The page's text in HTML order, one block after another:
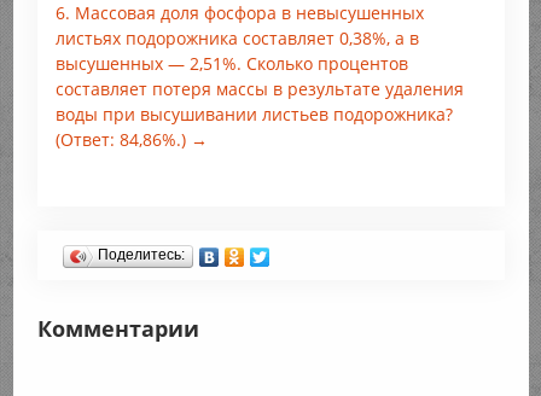
6. Массовая доля фосфора в невысушенных
листьях подорожника составляет 0,38%, а в
высушенных — 2,51%. Сколько процентов
составляет потеря массы в результате удаления
воды при высушивании листьев подорожника?
(Ответ: 84,86%.) →
Поделитесь:
Комментарии